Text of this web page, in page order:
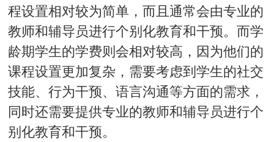
程设置相对较为简单，而且通常会由专业的
教师和辅导员进行个别化教育和干预。而学
龄期学生的学费则会相对较高，因为他们的
课程设置更加复杂，需要考虑到学生的社交
技能、行为干预、语言沟通等方面的需求，
同时还需要提供专业的教师和辅导员进行个
别化教育和干预。